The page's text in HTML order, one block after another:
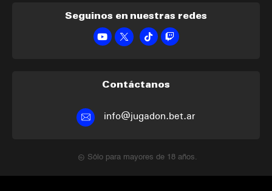
Seguinos en nuestras redes
Contáctanos
info@jugadon.bet.ar
Sólo para mayores de 18 años.